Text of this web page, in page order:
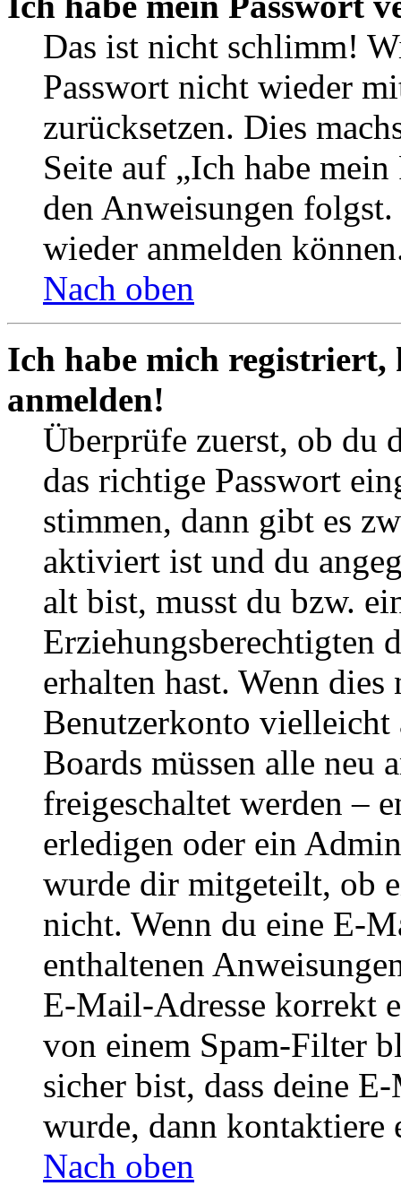
Das ist nicht schlimm!
Passwort nicht wieder
zurücksetzen. Dies
Seite auf „Ich habe
den Anweisungen
wieder anmelden
Nach oben
Ich habe mich
anmelden!
Überprüfe zuerst, ob du
das richtige Passwort
stimmen, dann gibt es
aktiviert ist und du
alt bist, musst du bzw.
Erziehungsberechtigten
erhalten hast. Wenn
Benutzerkonto
Boards müssen alle neu
freigeschaltet werden –
erledigen oder ein
wurde dir mitgeteilt, ob
nicht. Wenn du eine E-
enthaltenen
E-Mail-Adresse korrekt
von einem Spam-Filter
sicher bist, dass deine
wurde, dann kontaktiere
Nach oben